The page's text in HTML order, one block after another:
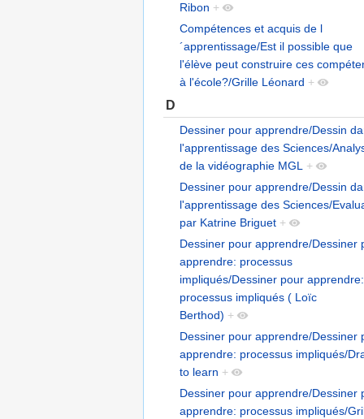
Ribon +
Compétences et acquis de l
´apprentissage/Est il possible que
l'élève peut construire ces
à l'école?/Grille Léonard +
D
Dessiner pour apprendre/Dessin
l'apprentissage des Sciences/
de la vidéographie MGL +
Dessiner pour apprendre/Dessin
l'apprentissage des Sciences/
par Katrine Briguet +
Dessiner pour apprendre/Dessiner
apprendre: processus
impliqués/Dessiner pour apprendre:
processus impliqués ( Loïc
Berthod) +
Dessiner pour apprendre/Dessiner
apprendre: processus impliqués/
to learn +
Dessiner pour apprendre/Dessiner
apprendre: processus impliqués/